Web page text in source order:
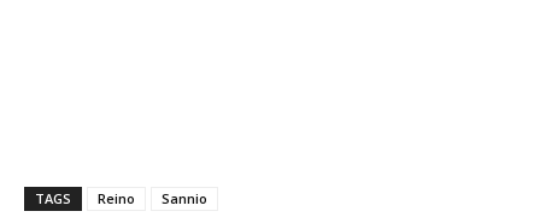
TAGS Reino Sannio